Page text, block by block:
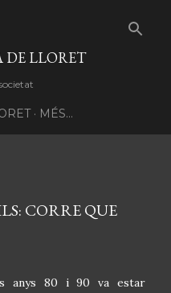
DE LLORET
MÉS…
CORRE QUE
anys 80 i 90 va estar